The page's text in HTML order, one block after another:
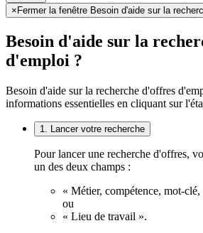
×Fermer la fenêtre Besoin d'aide sur la
Besoin d'aide sur la
d'emploi ?
Besoin d'aide sur la recherche d'offres
informations essentielles en cliquant sur
1. Lancer votre recherche
Pour lancer une recherche d'offres,
un des deux champs :
« Métier, compétence, mot-
ou
« Lieu de travail ».